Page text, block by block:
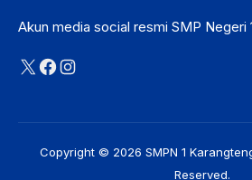
Akun media social resmi SMP Negeri
X Facebook
Instagram
Copyright © 2026 SMPN 1
Reserved.